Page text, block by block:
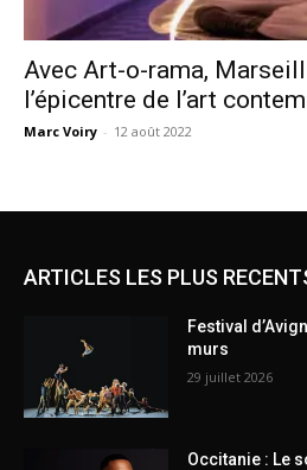
Avec Art-o-rama,
l’épicentre de l’art
Marc Voiry - 12 août 2022
ARTICLES LES PLUS
Festival
murs
29 juillet 2026
Occitanie : Le